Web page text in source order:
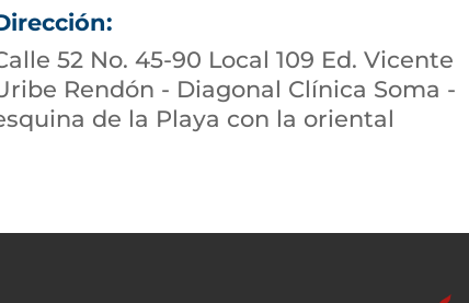
52 No. 45-90 Local 109 Ed. Vicente
Rendón - Diagonal Clínica Soma -
de la Playa con la oriental